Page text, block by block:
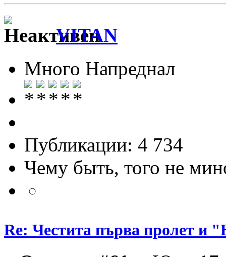
VITAN
Много Напреднал
Публикации: 4 734
Чему быть, того не
Re: Честита първа